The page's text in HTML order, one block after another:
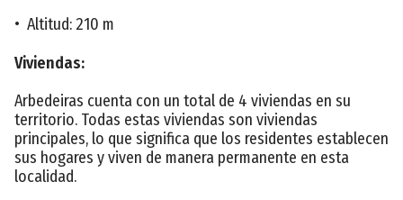
• Altitud: 210 m
Viviendas:
Arbedeiras cuenta con un total de 4 viviendas en su
territorio. Todas estas viviendas son viviendas
principales, lo que significa que los residentes establecen
sus hogares y viven de manera permanente en esta
localidad.